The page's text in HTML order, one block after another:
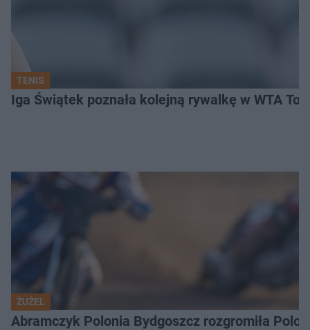
TENIS
Iga Świątek poznała kolejną rywalkę w WTA
ŻUŻEL
Abramczyk Polonia Bydgoszcz rozgromiła